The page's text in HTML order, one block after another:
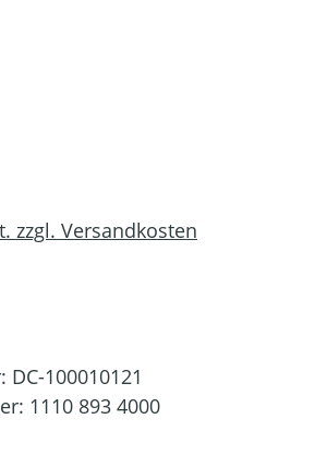
zzgl. Versandkosten
DC-100010121
1110 893 4000